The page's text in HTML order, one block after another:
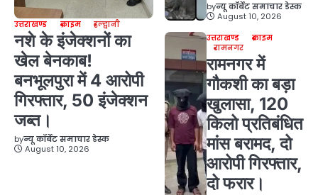
उत्तराखण्ड क्राइम हल्द्वानी
नशे के इंजेक्शनों का
खेल बेनकाब!
बनभूलपुरा में 4 आरोपी
गिरफ्तार, 50 इंजेक्शन
जब्त।
byन्यू कॉर्बेट समाचार डेस्क
August 10, 2026
byन्यू कॉर्बेट समाचार डेस्क
August 10, 2026
उत्तराखण्ड
क्राइम
रामनगर
रामनगर में
गौकशी का बड़ा
खुलासा, 120
किलो प्रतिबंधित
मांस बरामद, दो
आरोपी गिरफ्तार,
दो फरार।